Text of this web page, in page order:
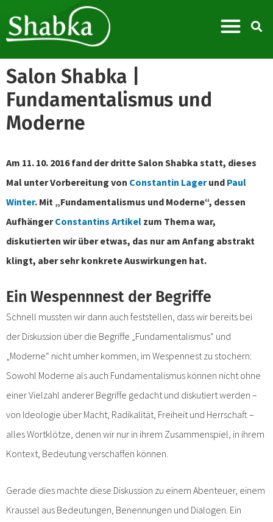
Salon Shabka |
Fundamentalismus und
Moderne
Am 11. 10. 2016 fand der dritte Salon Shabka statt, dieses
Mal unter Vorbereitung von Constantin Lagerund Paul
Winter. Mit „Fundamentalismus und Moderne“, dessen
AufhängerConstantins Artikel zum Thema war,
diskutierten wir über etwas, das nur am Anfang abstrakt
klingt, aber sehr konkrete Auswirkungen hat.
Ein Wespennnest der Begriffe
Schnell mussten wir dann auch feststellen, dass wir bereits bei
der Diskussion über die Begriffe „Fundamentalismus“ und
„Moderne“ nicht umher kommen, im Wespennest zu stochern:
Sowohl Moderne als auch Fundamentalismus können nicht ohne
einer Vielzahl anderer Begriffe gedacht und diskutiert werden –
von Ideologie über Macht, Radikalität, Freiheit und Herrschaft –
alles Wortklötze, denen wir nur in ihrem Zusammenspiel, in ihrem
Kontext, Bedeutung verschaffen können.
Gerade dies machte diese Diskussion zu einem Abenteuer, einem
Kraussel aus Bedeutungen, Benennungen und Dialogen. Ein